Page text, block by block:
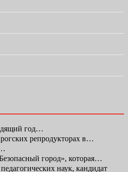
год…
репродукторах в…
город», которая…
наук, кандидат